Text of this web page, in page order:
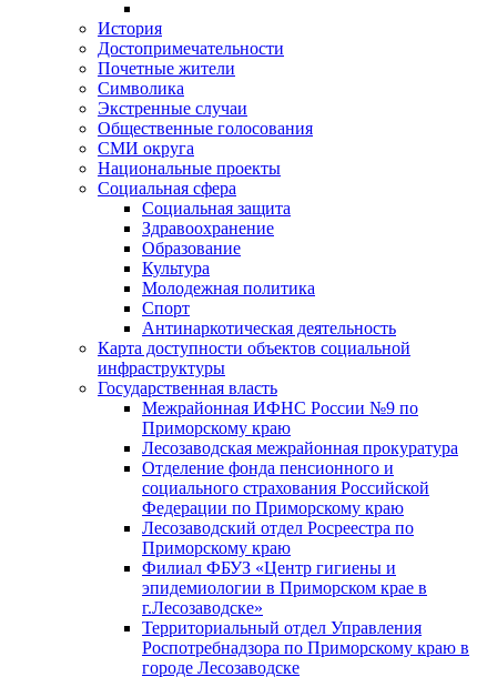
История
Достопримечательности
Почетные жители
Символика
Экстренные случаи
Общественные голосования
СМИ округа
Национальные проекты
Социальная сфера
Социальная защита
Здравоохранение
Образование
Культура
Молодежная политика
Спорт
Антинаркотическая деятельность
Карта доступности объектов социальной
инфраструктуры
Государственная власть
Межрайонная ИФНС России №9 по
Приморскому краю
Лесозаводская межрайонная прокуратура
Отделение фонда пенсионного и
социального страхования Российской
Федерации по Приморскому краю
Лесозаводский отдел Росреестра по
Приморскому краю
Филиал ФБУЗ «Центр гигиены и
эпидемиологии в Приморском крае в
г.Лесозаводске»
Территориальный отдел Управления
Роспотребнадзора по Приморскому краю в
городе Лесозаводске